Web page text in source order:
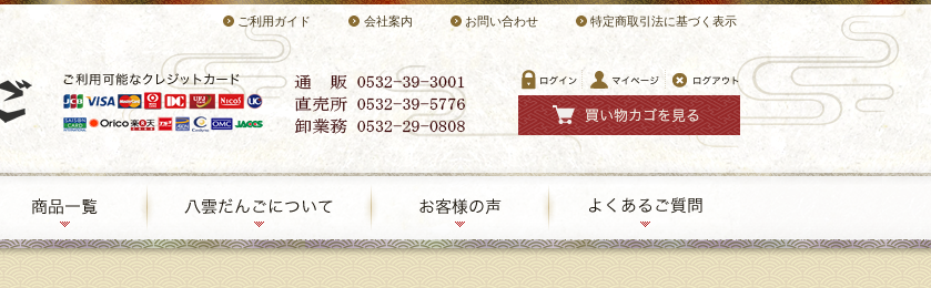
ご利用ガイド 会社案内 お問い合わせ 特定商取引法に基づく表示